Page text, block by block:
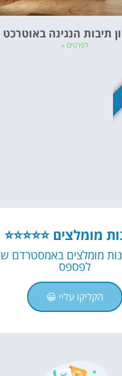
תיבות הנגינה באוטרכט
לפרטים »
מומלצים ⭐⭐⭐⭐⭐
מומלצים באמסטרדם
לפספס
הקליקו עליי 😀